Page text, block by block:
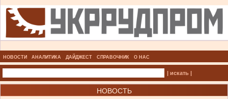
НОВОСТИ АНАЛИТИКА ДАЙДЖЕСТ СПРАВОЧНИК О НАС
| искать |
НОВОСТЬ